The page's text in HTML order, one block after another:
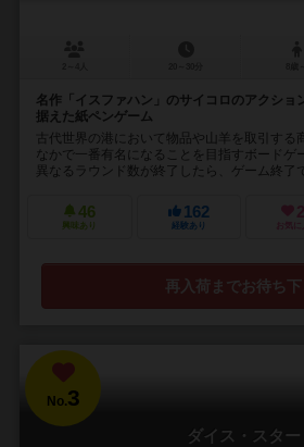
名作「イスファハン」のサイコロのアクショ
据えた紙ペンゲーム
古代世界の港において物品や山羊を取引する
なかで一番有名になることを目指すボードゲ
異なるラウンド数が終了したら、ゲーム終了
46
興味あり
162
経験あり お気に
再入荷までお待ち
No.3
ダイス・スター